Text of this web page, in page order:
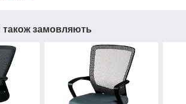
замовляють